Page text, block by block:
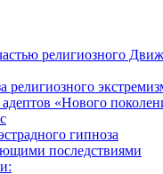
религиозного
религиозного
«Нового
гипноза
последствиями